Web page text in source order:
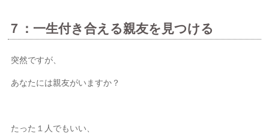
７：一生付き合える親友を見つける
突然ですが、
あなたには親友がいますか？
たった１人でもいい、